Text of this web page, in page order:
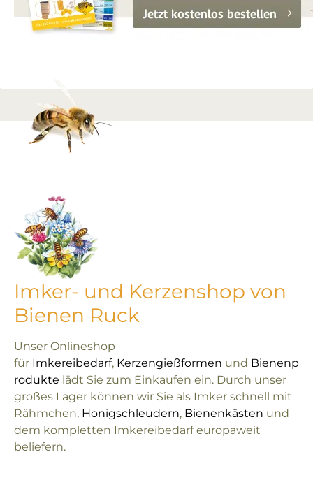
Imker- und Kerzenshop von
Bienen Ruck
Unser Onlineshop
für Imkereibedarf, Kerzengießformen und Bienenp
rodukte lädt Sie zum Einkaufen ein. Durch unser
großes Lager können wir Sie als Imker schnell mit
Rähmchen, Honigschleudern, Bienenkästen und
dem kompletten Imkereibedarf europaweit
beliefern.